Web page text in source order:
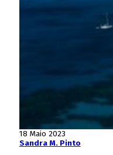
18 Maio 2023
Sandra M. Pinto